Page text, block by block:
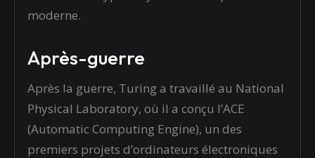
moderne.
Après-guerre
Après la guerre, Turing a travaillé au National
Physical Laboratory, où il a conçu l’ACE
(Automatic Computing Engine), un des
premiers projets d’ordinateurs électroniques